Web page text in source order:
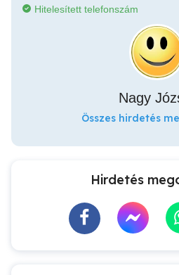
Hitelesített telefonszám
Nagy
Összes hirdetés
Hirdetés